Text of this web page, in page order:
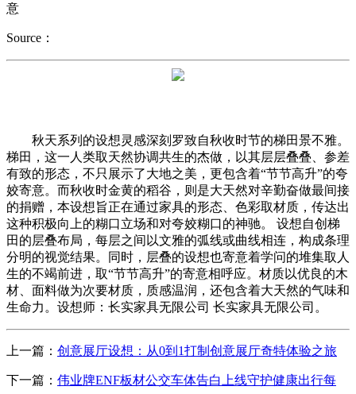
意
Source：
秋天系列的设想灵感深刻罗致自秋收时节的梯田景不雅。
梯田，这一人类取天然协调共生的杰做，以其层层叠叠、参差
有致的形态，不只展示了大地之美，更包含着“节节高升”的夸
姣寄意。而秋收时金黄的稻谷，则是大天然对辛勤奋做最间接
的捐赠，本设想旨正在通过家具的形态、色彩取材质，传达出
这种积极向上的糊口立场和对夸姣糊口的神驰。 设想自创梯
田的层叠布局，每层之间以文雅的弧线或曲线相连，构成条理
分明的视觉结果。同时，层叠的设想也寄意着学问的堆集取人
生的不竭前进，取“节节高升”的寄意相呼应。材质以优良的木
材、面料做为次要材质，质感温润，还包含着大天然的气味和
生命力。设想师：长实家具无限公司 长实家具无限公司。
上一篇： 创意展厅设想：从0到1打制创意展厅奇特体验之旅
下一篇： 伟业牌ENF板材公交车体告白上线守护健康出行每